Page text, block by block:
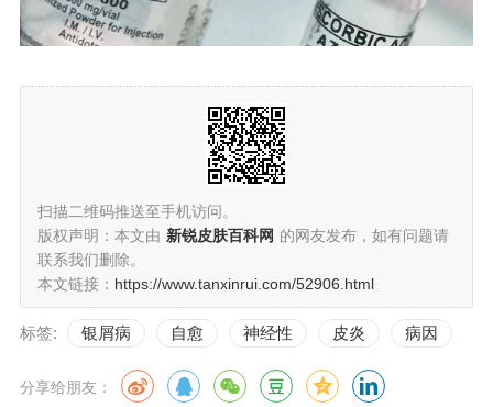
扫描二维码推送至手机访问。
版权声明：本文由 新锐皮肤百科网 的网友发布，如有问题请
联系我们删除。
本文链接： https://www.tanxinrui.com/52906.html
标签: 银屑病 自愈 神经性 皮炎 病因
分享给朋友：